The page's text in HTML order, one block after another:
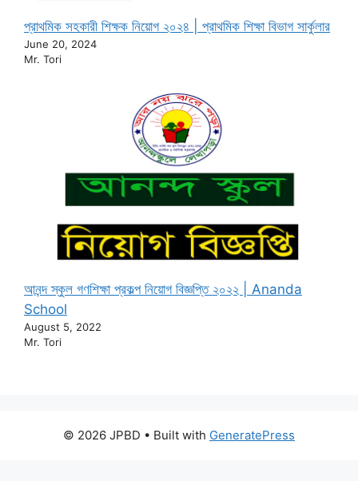
প্রাথমিক সহকারী শিক্ষক নিয়োগ ২০২৪ | প্রাথমিক শিক্ষা বিভাগ সার্কুলার
June 20, 2024
Mr. Tori
আনন্দ স্কুল গণশিক্ষা প্রকল্প নিয়োগ বিজ্ঞপ্তি ২০২২ | Ananda
School
August 5, 2022
Mr. Tori
© 2026 JPBD • Built with GeneratePress